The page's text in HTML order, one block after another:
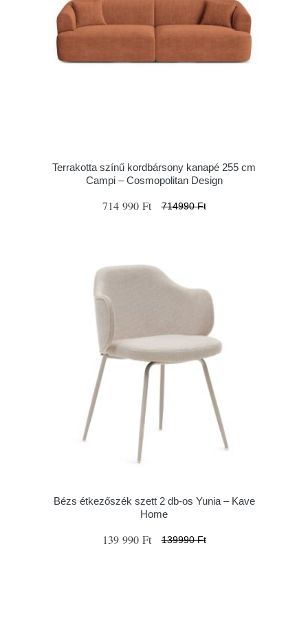
Terrakotta színű kordbársony kanapé 255 cm
Campi – Cosmopolitan Design
714 990 Ft 714990 Ft
Bézs étkezőszék szett 2 db-os Yunia – Kave
Home
139 990 Ft 139990 Ft